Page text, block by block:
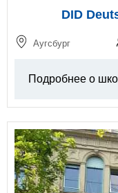
DID
Аугсбург
Подробнее о